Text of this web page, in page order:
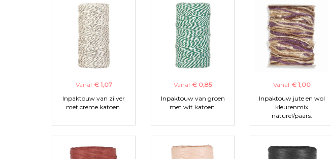
Vanaf € 1,07
Inpaktouw van zilver
met creme katoen.
Vanaf € 0,85
Inpaktouw van groen
met wit katoen.
Vanaf € 1,00
Inpaktouw jute en wol
kleurenmix
naturel/paars.